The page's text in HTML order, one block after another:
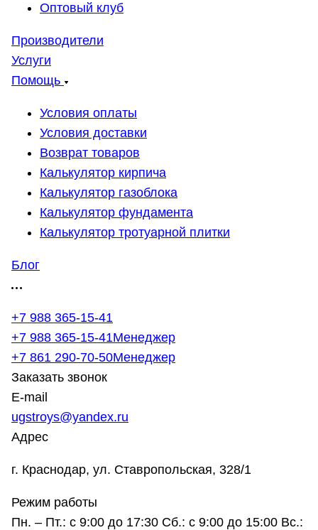
Оптовый клуб
Производители
Услуги
Помощь
Условия оплаты
Условия доставки
Возврат товаров
Калькулятор кирпича
Калькулятор газоблока
Калькулятор фундамента
Калькулятор тротуарной плитки
Блог
+7 988 365-15-41
+7 988 365-15-41Менеджер
+7 861 290-70-50Менеджер
Заказать звонок
E-mail
ugstroys@yandex.ru
Адрес
г. Краснодар, ул. Ставропольская, 328/1
Режим работы
Пн. – Пт.: с 9:00 до 17:30 Сб.: с 9:00 до 15:00 Вс.: